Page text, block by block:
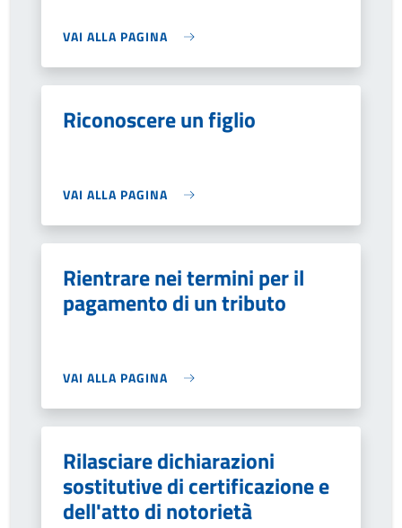
VAI ALLA PAGINA
Riconoscere un figlio
VAI ALLA PAGINA
Rientrare nei termini per il
pagamento di un tributo
VAI ALLA PAGINA
Rilasciare dichiarazioni
sostitutive di certificazione e
dell'atto di notorietà